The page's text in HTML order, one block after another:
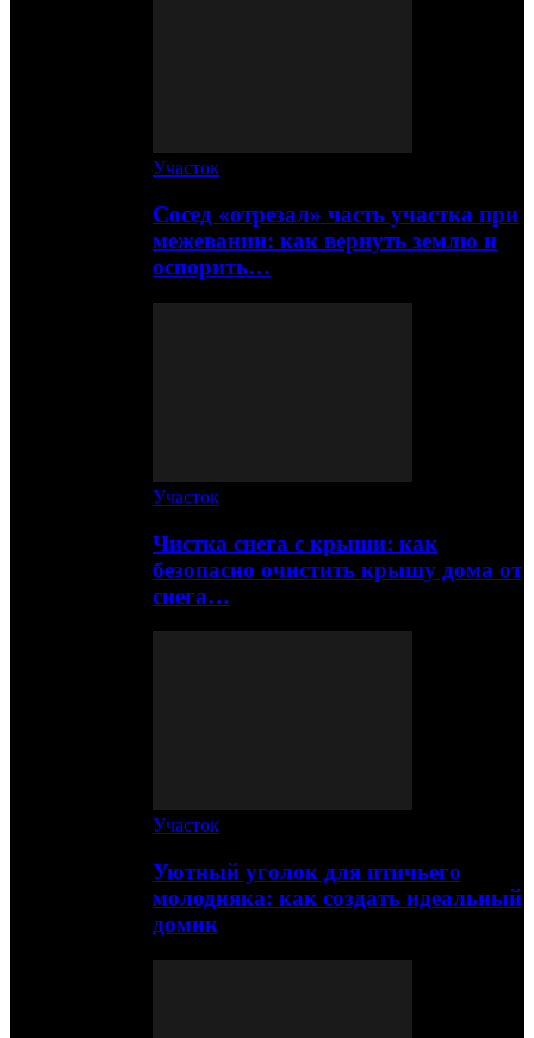
Участок
Сосед «отрезал» часть участка при
межевании: как вернуть землю и
оспорить…
Участок
Чистка снега с крыши: как
безопасно очистить крышу дома от
снега…
Участок
Уютный уголок для птичьего
молодняка: как создать идеальный
домик